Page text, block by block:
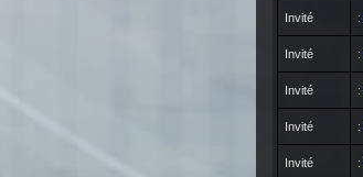
Invité :
Invité :
Invité :
Invité :
Invité :